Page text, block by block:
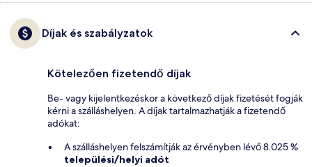
Díjak és szabályzatok
Kötelezően fizetendő díjak
Be- vagy kijelentkezéskor a következő díjak fizetését fogják
kérni a szálláshelyen. A díjak tartalmazhatják a fizetendő
adókat:
A szálláshelyen felszámítják az érvényben lévő 8.025 %
települési/helyi adót